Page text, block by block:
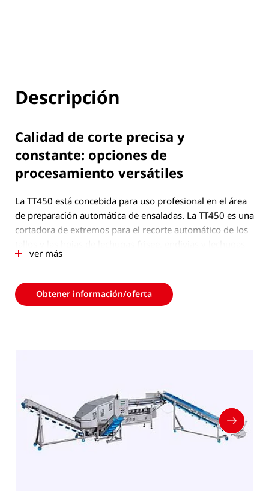
Descripción
Calidad de corte precisa y
constante: opciones de
procesamiento versátiles
La TT450 está concebida para uso profesional en el área
de preparación automática de ensaladas. La TT450 es una
cortadora de extremos para el recorte automático de los
romanas, así como de todas las plantas de lechugas con
de la productividad de hasta un 110 % por persona en
comparación con el procesamiento manual, al tiempo
cubierta extraíble y puertas abatibles de fácil apertura
permiten una limpieza rápida y sencilla y, por tanto, una
higiene óptima.
ver más
Obtener información/oferta